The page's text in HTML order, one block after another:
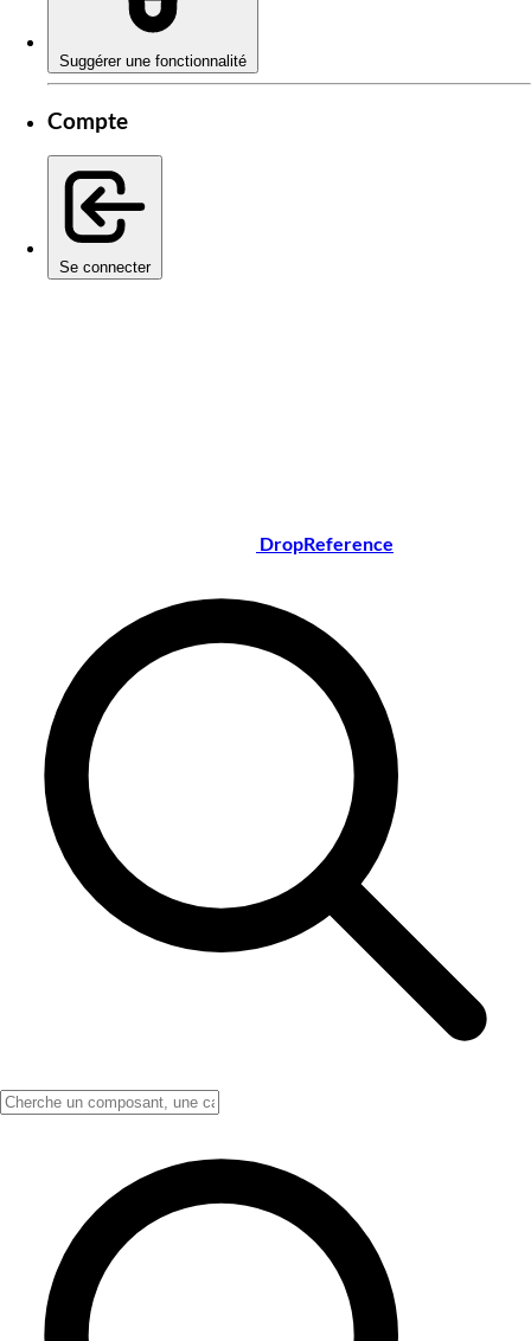
Suggérer une fonctionnalité
Compte
Se connecter
DropReference